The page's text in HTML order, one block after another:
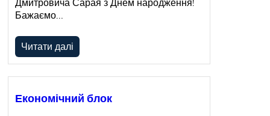
Дмитровича Сарая з Днем народження!
Бажаємо…
Читати далі
Економічний блок